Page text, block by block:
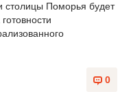
столицы Поморья будет
0